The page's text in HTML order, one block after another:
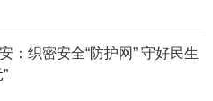
：织密安全“防护网” 守好民生